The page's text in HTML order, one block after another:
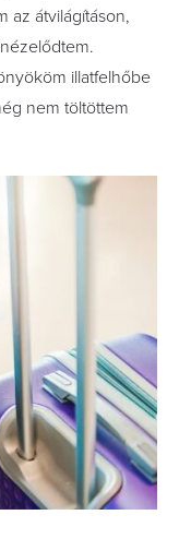
az átvilágításon,
illatfelhőbe
nem töltöttem